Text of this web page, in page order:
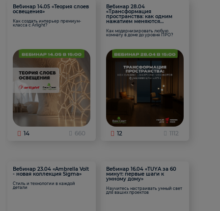
Вебинар 14.05 «Теория слоев
освещения»
Как создать интерьер премиум-
класса с Arlight?
14 660
Вебинар 28.04
«Трансформация
пространства: как одним
нажатием меняются
Как модернизировать любую
комнату в доме до уровня ПРО?
12 1112
Вебинар 23.04 «Ambrella Volt
- новая коллекция Sigma»
Стиль и технологии в каждой
детали
Вебинар 16.04 «TUYA за 60
минут: первые шаги к
умному дому»
Научитесь настраивать умный свет
для ваших проектов